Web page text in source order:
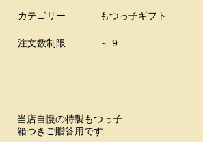
カテゴリー もつっ子ギフト
注文数制限 ～ 9
当店自慢の特製もつっ子
箱つきご贈答用です